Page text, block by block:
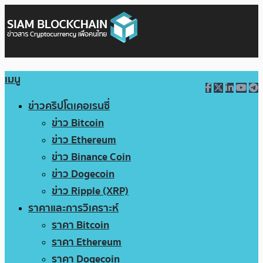
เมนู
ข่าวคริปโตเคอเรนซี่
ข่าว Bitcoin
ข่าว Ethereum
ข่าว Binance Coin
ข่าว Dogecoin
ข่าว Ripple (XRP)
ราคาและการวิเคราะห์
ราคา Bitcoin
ราคา Ethereum
ราคา Dogecoin